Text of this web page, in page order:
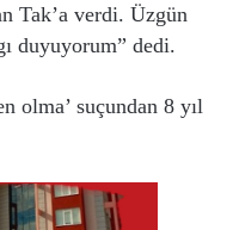
Tak’a verdi. Üzgün
duyuyorum” dedi.
olma’ suçundan 8 yıl